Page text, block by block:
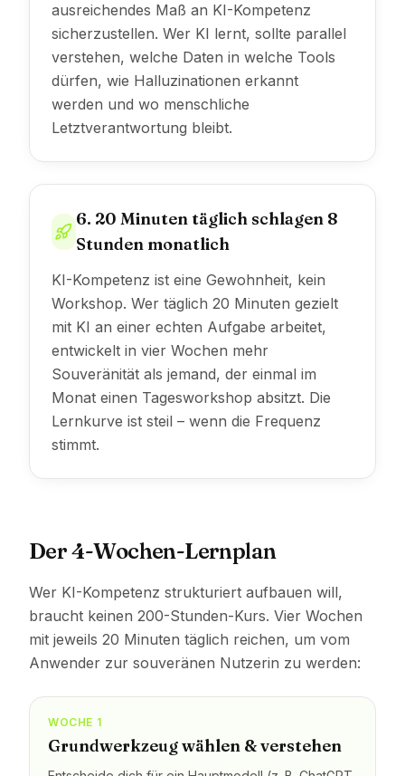
ausreichendes Maß an KI-Kompetenz
sicherzustellen. Wer KI lernt, sollte parallel
verstehen, welche Daten in welche Tools
dürfen, wie Halluzinationen erkannt
werden und wo menschliche
Letztverantwortung bleibt.
6. 20 Minuten täglich schlagen 8
Stunden monatlich
KI-Kompetenz ist eine Gewohnheit, kein
Workshop. Wer täglich 20 Minuten gezielt
mit KI an einer echten Aufgabe arbeitet,
entwickelt in vier Wochen mehr
Souveränität als jemand, der einmal im
Monat einen Tagesworkshop absitzt. Die
Lernkurve ist steil – wenn die Frequenz
stimmt.
Der 4-Wochen-Lernplan
Wer KI-Kompetenz strukturiert aufbauen will,
braucht keinen 200-Stunden-Kurs. Vier Wochen
mit jeweils 20 Minuten täglich reichen, um vom
Anwender zur souveränen Nutzerin zu werden:
WOCHE 1
Grundwerkzeug wählen & verstehen